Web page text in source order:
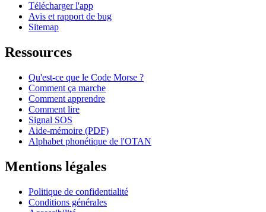
Télécharger l'app
Avis et rapport de bug
Sitemap
Ressources
Qu'est-ce que le Code Morse ?
Comment ça marche
Comment apprendre
Comment lire
Signal SOS
Aide-mémoire (PDF)
Alphabet phonétique de l'OTAN
Mentions légales
Politique de confidentialité
Conditions générales